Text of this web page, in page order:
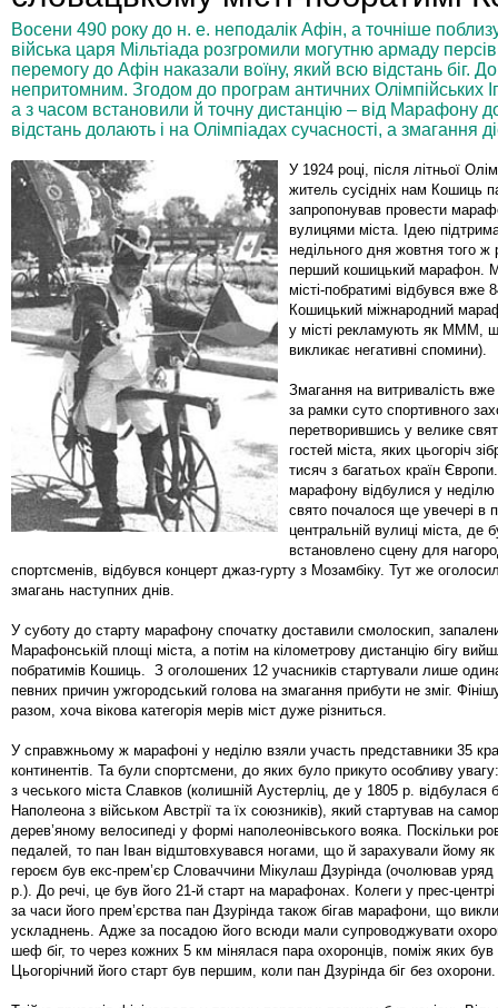
Восени 490 року до н. е. неподалік Афін, а точніше
війська царя Мільтіада розгромили могутню армаду
перемогу до Афін наказали воїну, який всю відстань біг.
непритомним. Згодом до програм античних Олімпійських
а з часом встановили й точну дистанцію – від Марафону
відстань долають і на Олімпіадах сучасності, а змагання
У 1924 році, після літньої
житель сусідніх нам Кошиць
запропонував провести
вулицями міста. Ідею
недільного дня жовтня того ж
перший кошицький марафон.
місті-побратимі відбувся вже
Кошицький міжнародний
у місті рекламують як МММ,
викликає негативні спомини).
Змагання на витривалість
за рамки суто спортивного
перетворившись у велике
гостей міста, яких цьогоріч
тисяч з багатьох країн
марафону відбулися у
свято почалося ще увечері в
центральній вулиці міста, де
встановлено сцену для
спортсменів, відбувся концерт джаз-гурту з Мозамбіку. Тут же
змагань наступних днів.
У суботу до старту марафону спочатку доставили смолоскип,
Марафонській площі міста, а потім на кілометрову дистанцію бігу
побратимів Кошиць. З оголошених 12 учасників стартували лише
певних причин ужгородський голова на змагання прибути не зміг.
разом, хоча вікова категорія мерів міст дуже різниться.
У справжньому ж марафоні у неділю взяли участь представники 35
континентів. Та були спортсмени, до яких було прикуто особливу
з чеського міста Славков (колишній Аустерліц, де у 1805 р. відбулася
Наполеона з військом Австрії та їх союзників), який стартував на
дерев’яному велосипеді у формі наполеонівського вояка. Поскільки
педалей, то пан Іван відштовхувався ногами, що й зарахували йому як
героєм був екс-прем’єр Словаччини Мікулаш Дзурінда (очолював уряд
р.). До речі, це був його 21-й старт на марафонах. Колеги у прес-
за часи його прем’єрства пан Дзурінда також бігав марафони, що
ускладнень. Адже за посадою його всюди мали супроводжувати
шеф біг, то через кожних 5 км мінялася пара охоронців, поміж яких був
Цьогорічний його старт був першим, коли пан Дзурінда біг без охорони.